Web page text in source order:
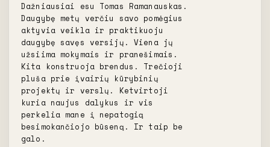
Dažniausiai esu Tomas Ramanauskas.
Daugybę metų verčiu savo pomėgius
aktyvia veikla ir praktikuoju
daugybę savęs versijų. Viena jų
užsiima mokymais ir pranešimais.
Kita konstruoja brendus. Trečioji
pluša prie įvairių kūrybinių
projektų ir verslų. Ketvirtoji
kuria naujus dalykus ir vis
perkelia mane į nepatogią
besimokančiojo būseną. Ir taip be
galo.